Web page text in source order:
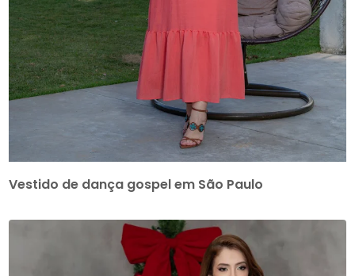
Vestido de dança gospel em São Paulo